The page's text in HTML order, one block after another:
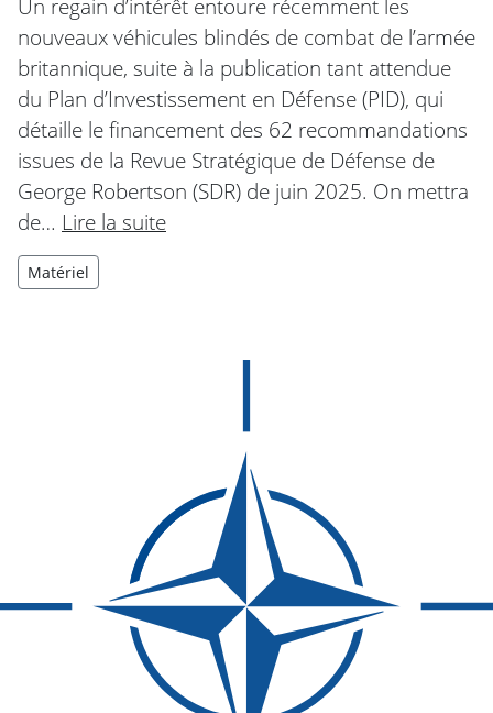
Un regain d’intérêt entoure récemment les
nouveaux véhicules blindés de combat de l’armée
britannique, suite à la publication tant attendue
du Plan d’Investissement en Défense (PID), qui
détaille le financement des 62 recommandations
issues de la Revue Stratégique de Défense de
George Robertson (SDR) de juin 2025. On mettra
de… Lire la suite
Matériel